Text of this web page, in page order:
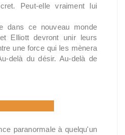
Peut-elle vraiment lui
dans ce nouveau monde
Elliott devront unir leurs
une force qui les mènera
delà du désir. Au-delà de
paranormale à quelqu'un